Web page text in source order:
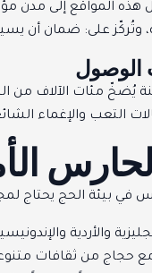
13 ذي الحجة)، تتحول هذه
وتُركّز على: ضمان أن
الوصول
يُضخّ مئات الآلاف
التعب والإغماء
في بيئة الحج يحتاج
والأردية
مع حجاج من ثقافات